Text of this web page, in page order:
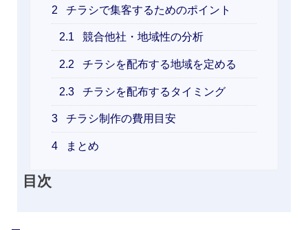
2 チラシで集客するためのポイント
2.1 競合他社・地域性の分析
2.2 チラシを配布する地域を定める
2.3 チラシを配布するタイミング
3 チラシ制作の費用目安
4 まとめ
目次